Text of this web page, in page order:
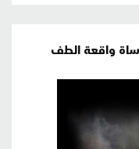
واقعة الطف